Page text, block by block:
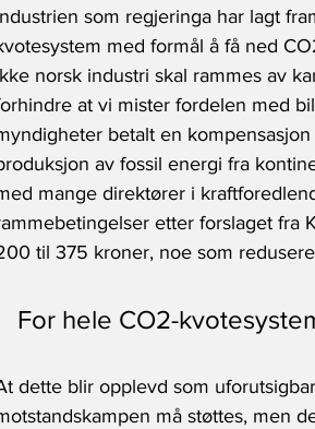
som regjeringa har lagt
med formål å få ned
norsk industri skal rammes av
at vi mister fordelen med
betalt en
av fossil energi fra
mange direktører i
etter forslaget fra
til 375 kroner, noe som
For hele CO2-
dette blir opplevd som
må støttes, men